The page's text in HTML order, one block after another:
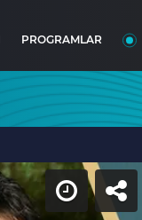
PROGRAMLAR